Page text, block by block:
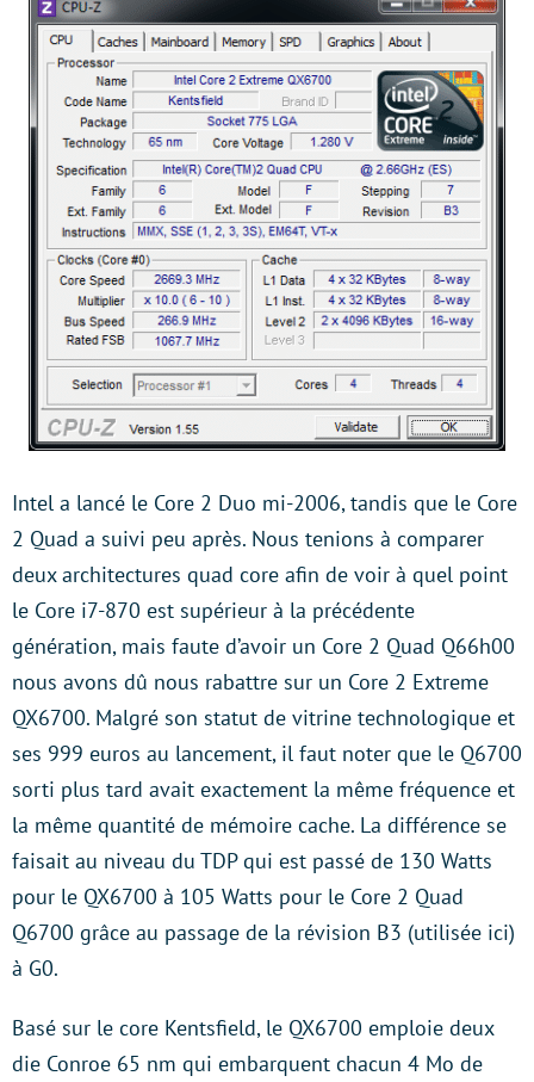
Intel a lancé le Core 2 Duo mi-2006, tandis que le Core
2 Quad a suivi peu après. Nous tenions à comparer
deux architectures quad core afin de voir à quel point
le Core i7-870 est supérieur à la précédente
génération, mais faute d’avoir un Core 2 Quad Q66h00
nous avons dû nous rabattre sur un Core 2 Extreme
QX6700. Malgré son statut de vitrine technologique et
ses 999 euros au lancement, il faut noter que le Q6700
sorti plus tard avait exactement la même fréquence et
la même quantité de mémoire cache. La différence se
faisait au niveau du TDP qui est passé de 130 Watts
pour le QX6700 à 105 Watts pour le Core 2 Quad
Q6700 grâce au passage de la révision B3 (utilisée ici)
à G0.
Basé sur le core Kentsfield, le QX6700 emploie deux
die Conroe 65 nm qui embarquent chacun 4 Mo de